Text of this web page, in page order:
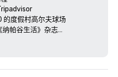
的度假村高尔夫球场
帕谷生活》杂志
卓越证书